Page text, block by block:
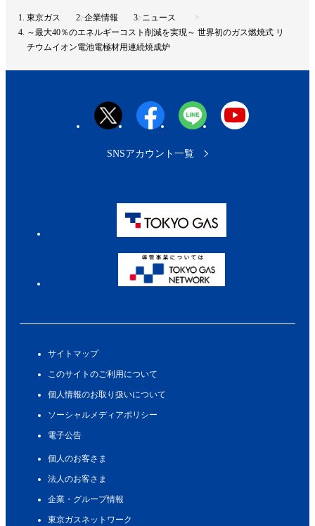
ッ
東京ガス 企業情報
ニュース
～最大40％のエネルギーコスト削減を実現～ 世界初のガス燃焼式 リ
チウムイオン電池電極材用連続焼成炉
サイトマップ
このサイトのご利用について
個人情報のお取り扱いについて
ソーシャルメディアポリシー
電子公告
個人のお客さま
法人のお客さま
企業・グループ情報
東京ガスネットワーク
SNSアカウント一覧